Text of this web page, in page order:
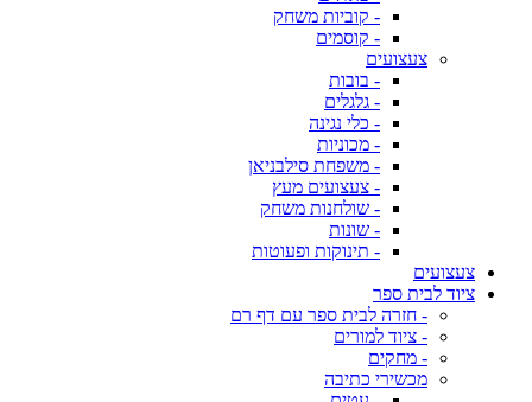
- קוביות משחק
- קוסמים
צעצועים
- בובות
- גלגלים
- כלי נגינה
- מכוניות
- משפחת סילבניאן
- צעצועים מעץ
- שולחנות משחק
- שונות
- תינוקות ופעוטות
צעצועים
ציוד לבית ספר
- חזרה לבית ספר עם דף רם
- ציוד למורים
- מחקים
מכשירי כתיבה